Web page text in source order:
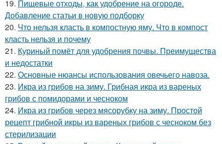
19. Пищевые отходы, как удобрение на огороде.
Добавление статьи в новую подборку
20. Что нельзя класть в компостную яму. Что в компост
класть нельзя и почему
21. Куриный помёт для удобрения почвы. Преимущества
и недостатки
22. Основные нюансы использования овечьего навоза.
23. Икра из грибов на зиму. Грибная икра из вареных
грибов с помидорами и чесноком
24. Икра из грибов через мясорубку на зиму. Простой
рецепт грибной икры из вареных грибов с чесноком без
стерилизации